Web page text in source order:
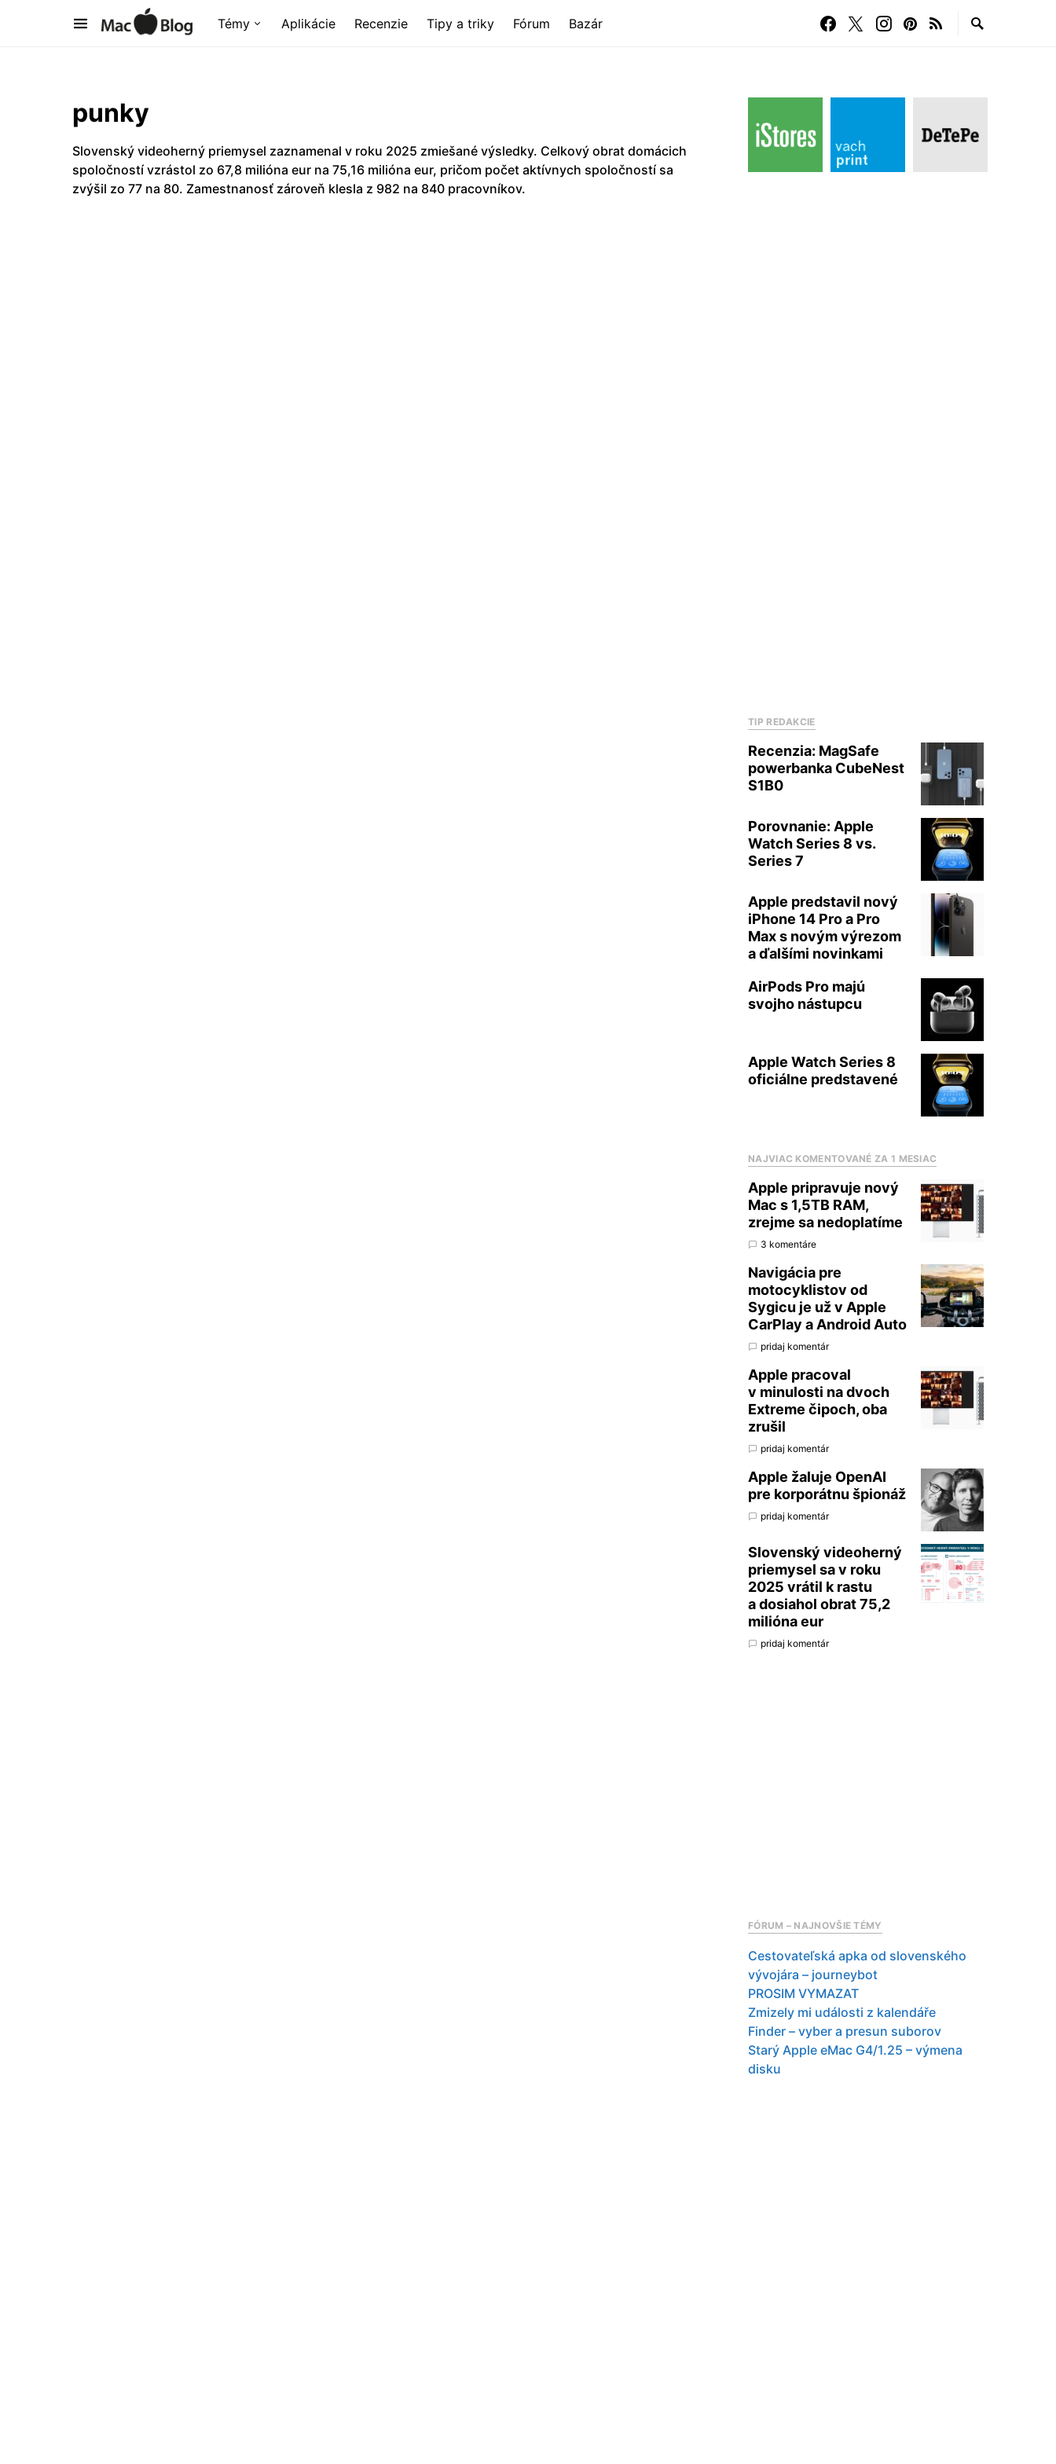
Témy Aplikácie Recenzie Tipy a triky Fórum Bazár
punky
Slovenský videoherný priemysel zaznamenal v roku 2025 zmiešané výsledky. Celkový obrat domácich
spoločností vzrástol zo 67,8 milióna eur na 75,16 milióna eur, pričom počet aktívnych spoločností sa
zvýšil zo 77 na 80. Zamestnanosť zároveň klesla z 982 na 840 pracovníkov.
TIP REDAKCIE
Recenzia: MagSafe
powerbanka CubeNest
S1B0
Porovnanie: Apple
Watch Series 8 vs.
Series 7
Apple predstavil nový
iPhone 14 Pro a Pro
Max s novým výrezom
a ďalšími novinkami
AirPods Pro majú
svojho nástupcu
Apple Watch Series 8
oficiálne predstavené
NAJVIAC KOMENTOVANÉ ZA 1 MESIAC
Apple pripravuje nový
Mac s 1,5TB RAM,
zrejme sa nedoplatíme
3 komentáre
Navigácia pre
motocyklistov od
Sygicu je už v Apple
CarPlay a Android Auto
pridaj komentár
Apple pracoval
v minulosti na dvoch
Extreme čipoch, oba
zrušil
pridaj komentár
Apple žaluje OpenAI
pre korporátnu špionáž
pridaj komentár
Slovenský videoherný
priemysel sa v roku
2025 vrátil k rastu
a dosiahol obrat 75,2
milióna eur
pridaj komentár
FÓRUM – NAJNOVŠIE TÉMY
Cestovateľská apka od slovenského
vývojára – journeybot
PROSIM VYMAZAT
Zmizely mi události z kalendáře
Finder – vyber a presun suborov
Starý Apple eMac G4/1.25 – výmena
disku